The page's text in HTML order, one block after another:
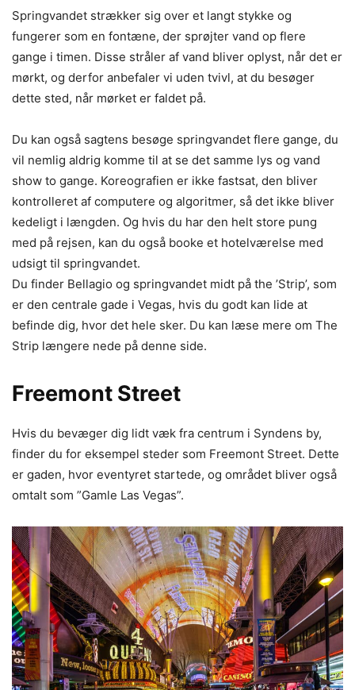
Springvandet strækker sig over et langt stykke og
fungerer som en fontæne, der sprøjter vand op flere
gange i timen. Disse stråler af vand bliver oplyst, når det er
mørkt, og derfor anbefaler vi uden tvivl, at du besøger
dette sted, når mørket er faldet på.
Du kan også sagtens besøge springvandet flere gange, du
vil nemlig aldrig komme til at se det samme lys og vand
show to gange. Koreografien er ikke fastsat, den bliver
kontrolleret af computere og algoritmer, så det ikke bliver
kedeligt i længden. Og hvis du har den helt store pung
med på rejsen, kan du også booke et hotelværelse med
udsigt til springvandet.
Du finder Bellagio og springvandet midt på the ’Strip’, som
er den centrale gade i Vegas, hvis du godt kan lide at
befinde dig, hvor det hele sker. Du kan læse mere om The
Strip længere nede på denne side.
Freemont Street
Hvis du bevæger dig lidt væk fra centrum i Syndens by,
finder du for eksempel steder som Freemont Street. Dette
er gaden, hvor eventyret startede, og området bliver også
omtalt som ”Gamle Las Vegas”.